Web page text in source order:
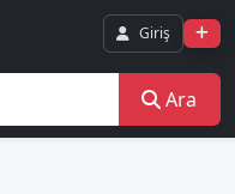
Giriş
Ara